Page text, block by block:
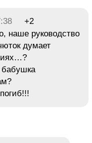
+2
наше руководство
думает